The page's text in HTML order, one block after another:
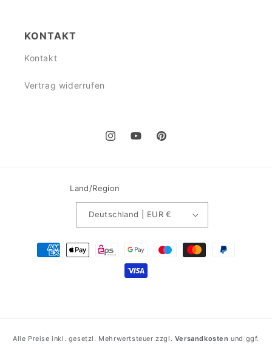
KONTAKT
Kontakt
Vertrag widerrufen
InstagramYouTubePinterest
Land/Region
Deutschland | EUR €
Zahlungsmethoden
Alle Preise inkl. gesetzl. Mehrwertsteuer zzgl. Versandkosten und ggf.